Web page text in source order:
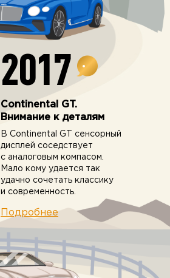
2017
Continental GT.
Внимание к деталям
В Continental GT сенсорный
дисплей соседствует
с аналоговым компасом.
Мало кому удается так
удачно сочетать классику
и современность.
Подробнее